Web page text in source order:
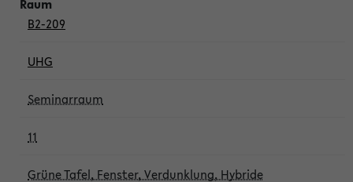
B2-209
UHG
Seminarraum
11
Grüne Tafel, Fenster, Verdunklung, Hybride